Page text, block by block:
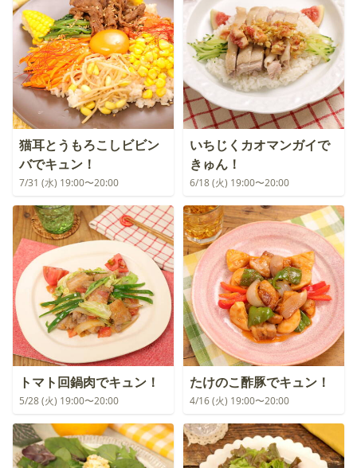
猫耳とうもろこしビビン
バでキュン！
7/31 (水) 19:00〜20:00
いちじくカオマンガイで
きゅん！
6/18 (火) 19:00〜20:00
トマト回鍋肉でキュン！
5/28 (火) 19:00〜20:00
たけのこ酢豚でキュン！
4/16 (火) 19:00〜20:00